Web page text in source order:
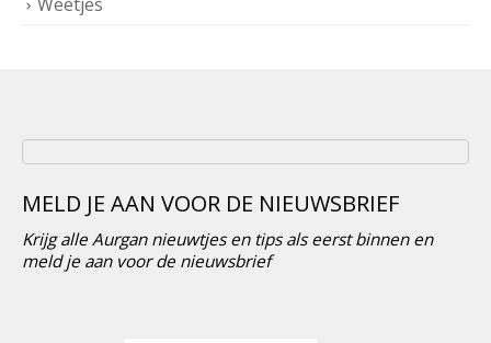
Krijg alle Aurgan nieuwtjes en tips als eerst binnen en
meld je aan voor de nieuwsbrief